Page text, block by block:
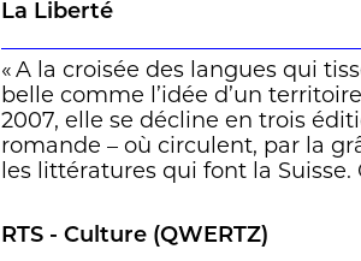
La Liberté
« A la croisée des langues qui
belle comme l’idée d’un
2007, elle se décline en trois
romande – où circulent, par la
les littératures qui font la Suisse.
creux de ce que nous sommes
environnent, contribue à nous
RTS - Culture (QWERTZ)